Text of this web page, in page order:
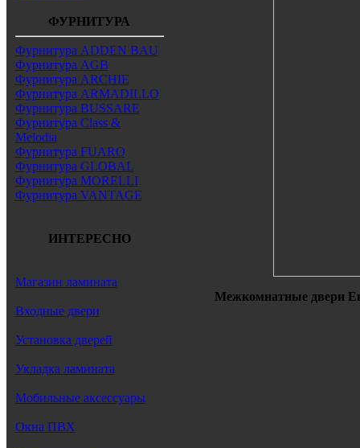
ФУРНИТУРА
Фурнитура ADDEN BAU
Фурнитура AGB
Фурнитура ARCHIE
Фурнитура ARMADILLO
Фурнитура BUSSARE
Фурнитура Class &
Melodia
Фурнитура FUARO
Фурнитура GLOBAL
Фурнитура MORELLI
Фурнитура VANTAGE
ИНТЕРЕСНО
Магазин ламината
Входные двери
Установка дверей
Укладка ламината
Мобильные аксессуары
Окна ПВХ
Межкомнатные двери